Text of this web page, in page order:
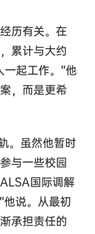
历有关。在
累计与大约
一起工作。”他
，而是更希
。虽然他暂时
与一些校园
国际调解
说。从最初
承担责任的